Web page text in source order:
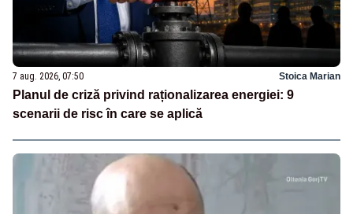
7 aug. 2026, 07:50 Stoica Marian
Planul de criză privind raționalizarea energiei: 9
scenarii de risc în care se aplică